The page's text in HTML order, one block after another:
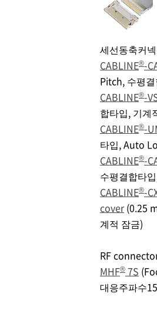
세선동축커넥
CABLINE®-
Pitch, 수평
CABLINE®-
합타입, 기계
CABLINE®-
타입, Auto
CABLINE®-
수평결합타
CABLINE®-
cover(0.25
계적 잠금)
RF
MHF® 7S
대응주파수